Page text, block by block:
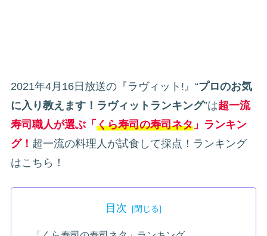
2021年4月16日放送の『ラヴィット!』“プロのお気
に入り教えます！ラヴィットランキング”は超一流
寿司職人が選ぶ「 くら寿司の寿司ネタ 」ランキン
グ！ 超一流の料理人が試食して採点！ランキング
はこちら！
目次